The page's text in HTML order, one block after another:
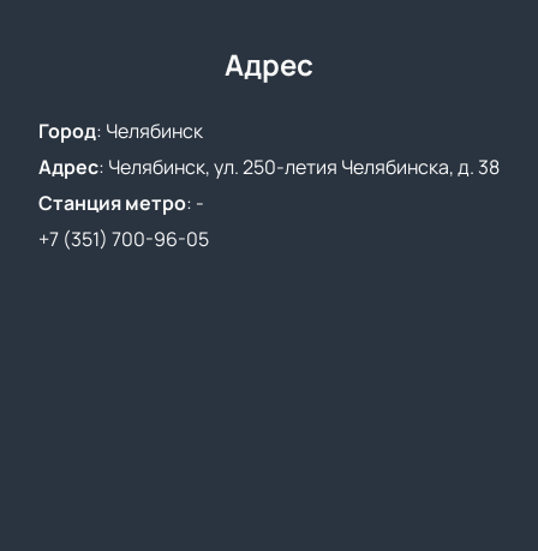
трибунах и поддерживайте любимый клуб!
Адрес
Город: Челябинск
Адрес: Челябинск, ул. 250-летия Челябинска, д. 38
Станция метро: -
+7 (351) 700-96-05